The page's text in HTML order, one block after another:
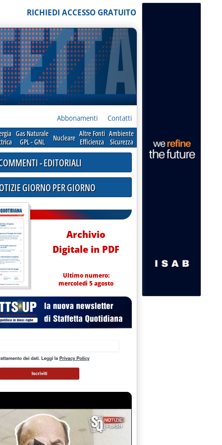
RICHIEDI ACCESSO GRATUITO
Abbonamenti Contatti
Gas Naturale
GPL - GNL
Nucleare Altre Fonti
Efficienza
Ambiente
Sicurezza
- EDITORIALI
GIORNO PER GIORNO
Archivio
Digitale in PDF
Ultimo numero:
mercoledì 5 agosto